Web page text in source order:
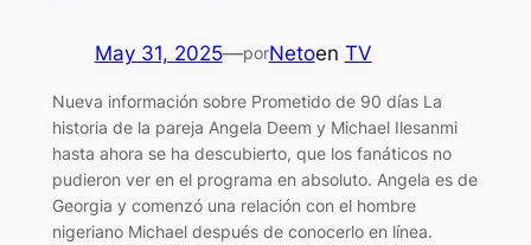
May 31, 2025—porNetoen TV
Nueva información sobre Prometido de 90 días La
historia de la pareja Angela Deem y Michael Ilesanmi
hasta ahora se ha descubierto, que los fanáticos no
pudieron ver en el programa en absoluto. Angela es de
Georgia y comenzó una relación con el hombre
nigeriano Michael después de conocerlo en línea.